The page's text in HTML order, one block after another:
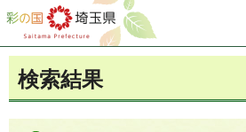
彩の国 埼玉県
検索結果